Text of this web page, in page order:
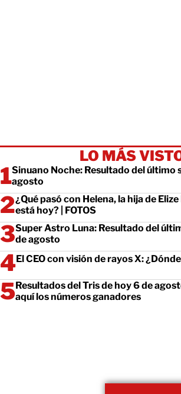
LO MÁS
Sinuano Noche: Resultado del último
agosto
¿Qué pasó con Helena, la hija de
está hoy? | FOTOS
Super Astro Luna: Resultado del
de agosto
El CEO con visión de rayos X:
Resultados del Tris de hoy 6 de
aquí los números ganadores